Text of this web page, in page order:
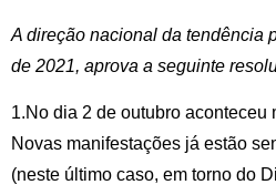
A direção nacional da tendência
de 2021, aprova a seguinte
1.No dia 2 de outubro
Novas manifestações já estão
(neste último caso, em torno do